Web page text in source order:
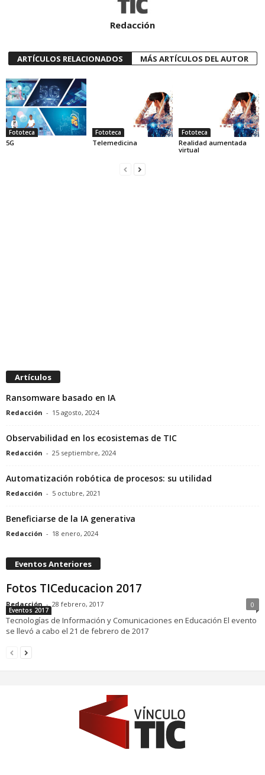
Redacción
ARTÍCULOS RELACIONADOS MÁS ARTÍCULOS DEL AUTOR
Fototeca
5G
Fototeca
Telemedicina
Fototeca
Realidad aumentada
virtual
Artículos
Ransomware basado en IA
Redacción - 15 agosto, 2024
Observabilidad en los ecosistemas de TIC
Redacción - 25 septiembre, 2024
Automatización robótica de procesos: su utilidad
Redacción - 5 octubre, 2021
Beneficiarse de la IA generativa
Redacción - 18 enero, 2024
Eventos Anteriores
Fotos TICeducacion 2017
Redacción - 28 febrero, 2017 0
Eventos 2017
Tecnologías de Información y Comunicaciones en Educación El evento
se llevó a cabo el 21 de febrero de 2017